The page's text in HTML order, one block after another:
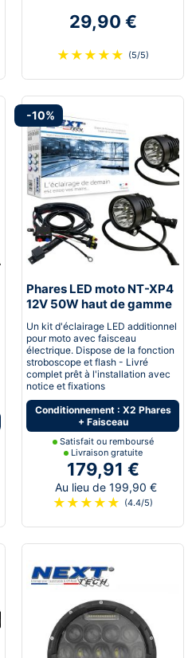
29,90 €
★ ★ ★ ★ ★ (5/5)
-10%
Phares LED moto NT-XP4
12V 50W haut de gamme
noir avec câbles
Un kit d'éclairage LED additionnel
pour moto avec faisceau
électrique. Dispose de la fonction
stroboscope et flash - Livré
complet prêt à l'installation avec
notice et fixations
Conditionnement : X2 Phares
+ Faisceau
Satisfait ou remboursé
Livraison gratuite
179,91 €
Au lieu de 199,90 €
★ ★ ★ ★ ★ (4.4/5)